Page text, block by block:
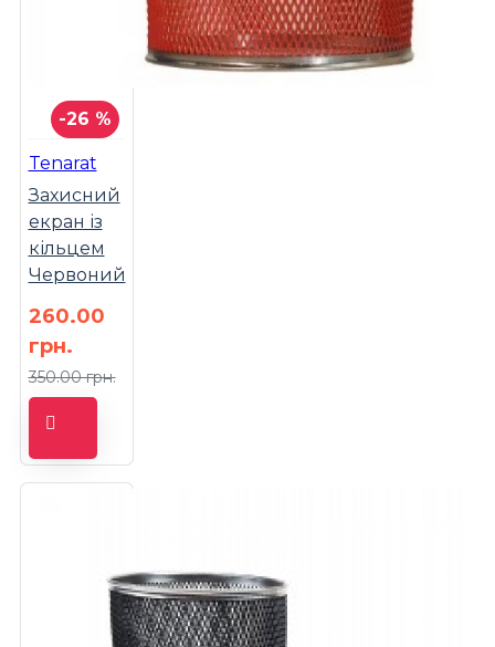
-26 %
Tenarat
Захисний
екран із
кільцем
Червоний
260.00
грн.
350.00 грн.